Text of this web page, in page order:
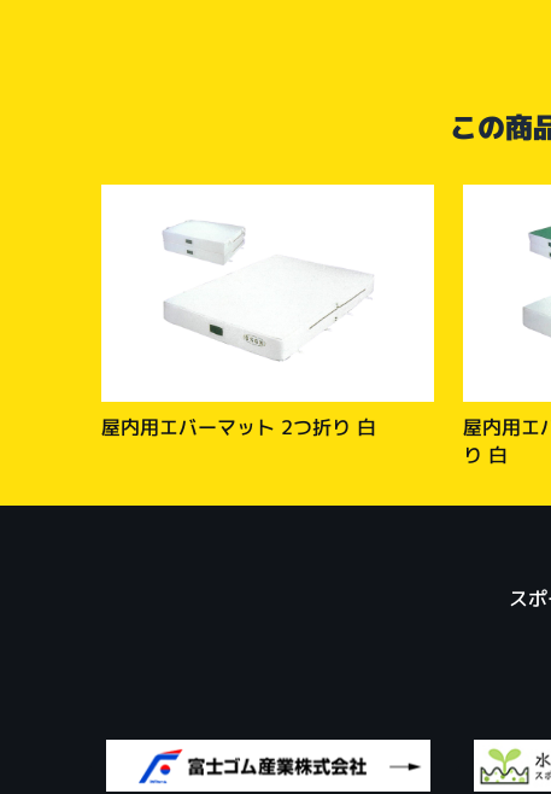
この商
屋内用エバーマット 2つ折り 白
屋内用エ
り 白
ス